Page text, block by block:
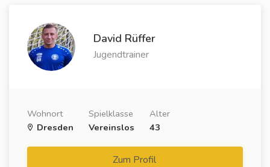
David Rüffer
Jugendtrainer
Wohnort
Dresden
Spielklasse
Vereinslos
Alter
43
Zum Profil